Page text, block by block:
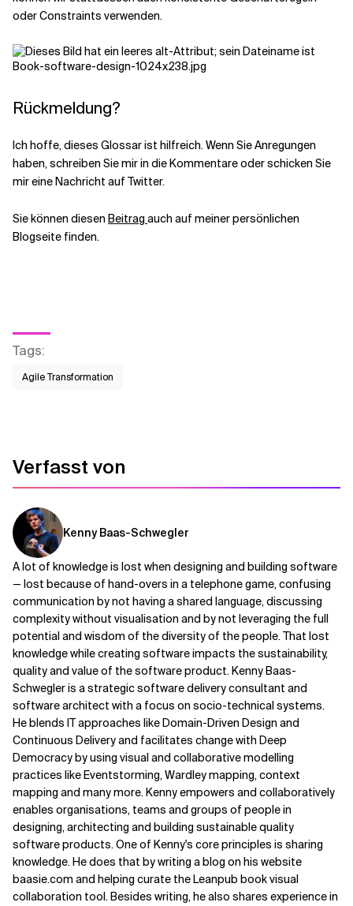
oder Constraints verwenden.
Rückmeldung?
Ich hoffe, dieses Glossar ist hilfreich. Wenn Sie Anregungen
haben, schreiben Sie mir in die Kommentare oder schicken Sie
mir eine Nachricht auf Twitter.
Sie können diesen Beitrag auch auf meiner persönlichen
Blogseite finden.
Tags:
Agile Transformation
Verfasst von
Kenny Baas-Schwegler
A lot of knowledge is lost when designing and building software
— lost because of hand-overs in a telephone game, confusing
communication by not having a shared language, discussing
complexity without visualisation and by not leveraging the full
potential and wisdom of the diversity of the people. That lost
knowledge while creating software impacts the sustainability,
quality and value of the software product. Kenny Baas-
Schwegler is a strategic software delivery consultant and
software architect with a focus on socio-technical systems.
He blends IT approaches like Domain-Driven Design and
Continuous Delivery and facilitates change with Deep
Democracy by using visual and collaborative modelling
practices like Eventstorming, Wardley mapping, context
mapping and many more. Kenny empowers and collaboratively
enables organisations, teams and groups of people in
designing, architecting and building sustainable quality
software products. One of Kenny's core principles is sharing
knowledge. He does that by writing a blog on his website
baasie.com and helping curate the Leanpub book visual
collaboration tool. Besides writing, he also shares experience in